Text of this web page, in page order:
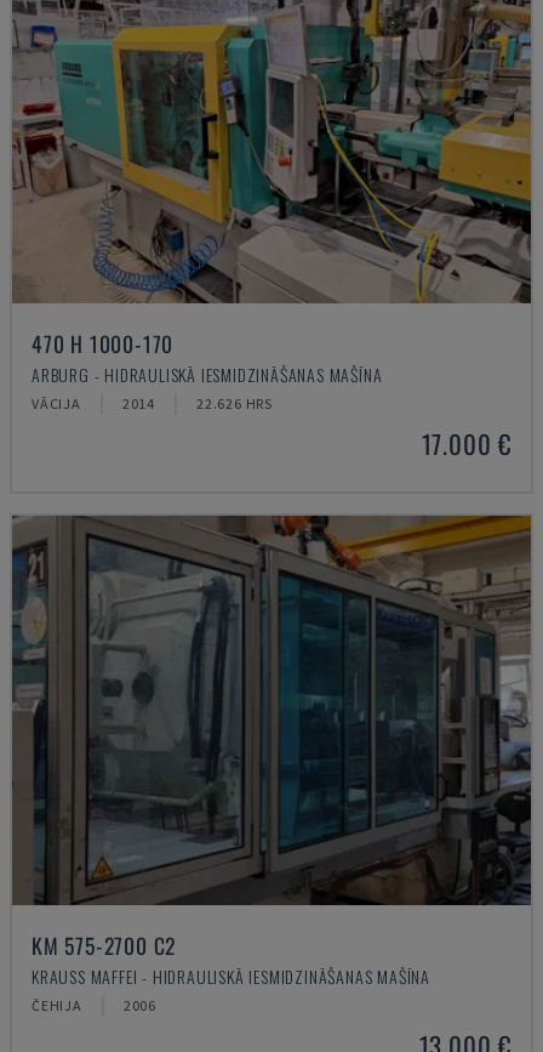
470 H 1000-170
ARBURG - HIDRAULISKĀ IESMIDZINĀŠANAS MAŠĪNA
VĀCIJA 2014 22.626 HRS
17.000 €
KM 575-2700 C2
KRAUSS MAFFEI - HIDRAULISKĀ IESMIDZINĀŠANAS MAŠĪNA
ČEHIJA 2006